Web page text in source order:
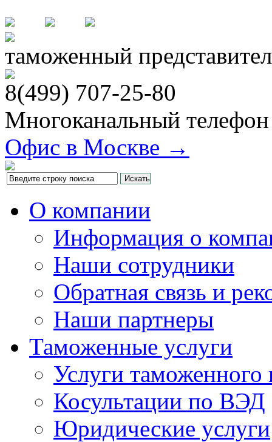
таможенный
8(499) 707-25-80
Многоканальный
Офис в Москве →
О компании
Информация о
Наши сотрудники
Обратная связь и
Наши партнеры
Таможенные услуги
Услуги таможенного
Косультации по ВЭД
Юридические услуги